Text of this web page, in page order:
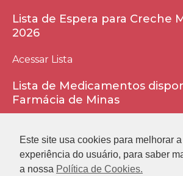
Lista de Espera para Creche
2026
Acessar Lista
Lista de Medicamentos
Farmácia de Minas
Este site usa cookies para melhorar a
experiência do usuário, para saber
a nossa Política de Cookies.